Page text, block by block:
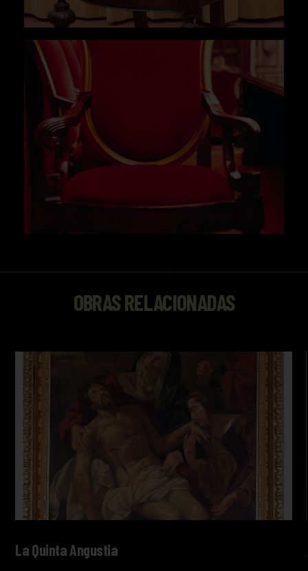
OBRAS RELACIONADAS
La Quinta Angustia